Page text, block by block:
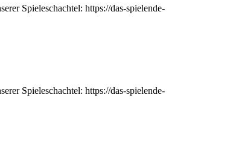
Spieleschachtel: https://das-spielende-
Spieleschachtel: https://das-spielende-